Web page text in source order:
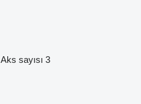
Aks sayısı 3